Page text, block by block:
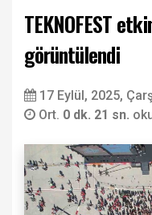
TEKNOFEST
görüntülendi
17 Eylül, 2025,
Ort. 0 dk. 21 sn.